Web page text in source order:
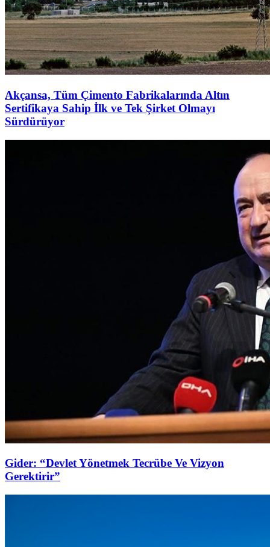
Akçansa, Tüm Çimento Fabrikalarında Altın
Sertifikaya Sahip İlk ve Tek Şirket Olmayı
Sürdürüyor
Gider: “Devlet Yönetmek Tecrübe Ve Vizyon
Gerektirir”